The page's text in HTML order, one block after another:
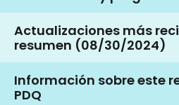
Actualizaciones más
resumen (08/30/2024)
Información sobre este
PDQ